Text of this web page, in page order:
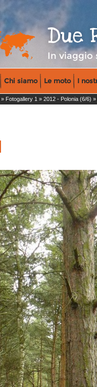
Due
In viaggio
Chi siamo Le moto I
» Fotogallery 1 » 2012 - Polonia (6/6) »